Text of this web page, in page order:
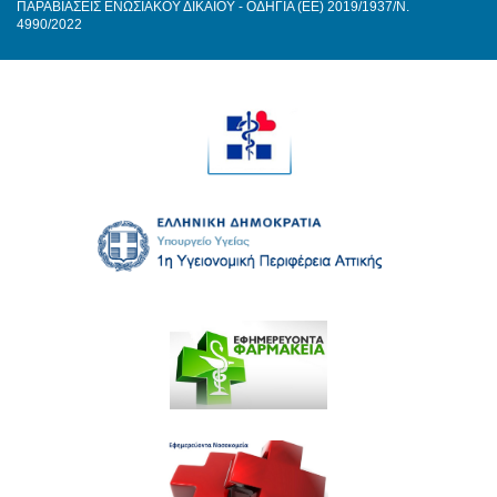
ΠΑΡΑΒΙΑΣΕΙΣ ΕΝΩΣΙΑΚΟΥ ΔΙΚΑΙΟΥ - ΟΔΗΓΙΑ (ΕΕ) 2019/1937/Ν.
4990/2022